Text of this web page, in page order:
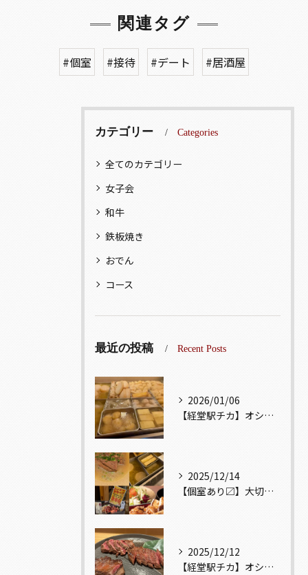
関連タグ
#個室 #接待 #デート #居酒屋
カテゴリー Categories
全てのカテゴリー
女子会
和牛
鉄板焼き
おでん
コース
最近の投稿 Recent Posts
2026/01/06
【経堂駅チカ】オシャレ居酒屋🏮出汁が美味しいおでんがオススメ...
2025/12/14
【個室あり〼】大切な記念日、お祝い事でのご来店ぜひお待ちして...
2025/12/12
【経堂駅チカ】オシャレ居酒屋🏮自慢のお肉が楽しめる🐃お得なコ...